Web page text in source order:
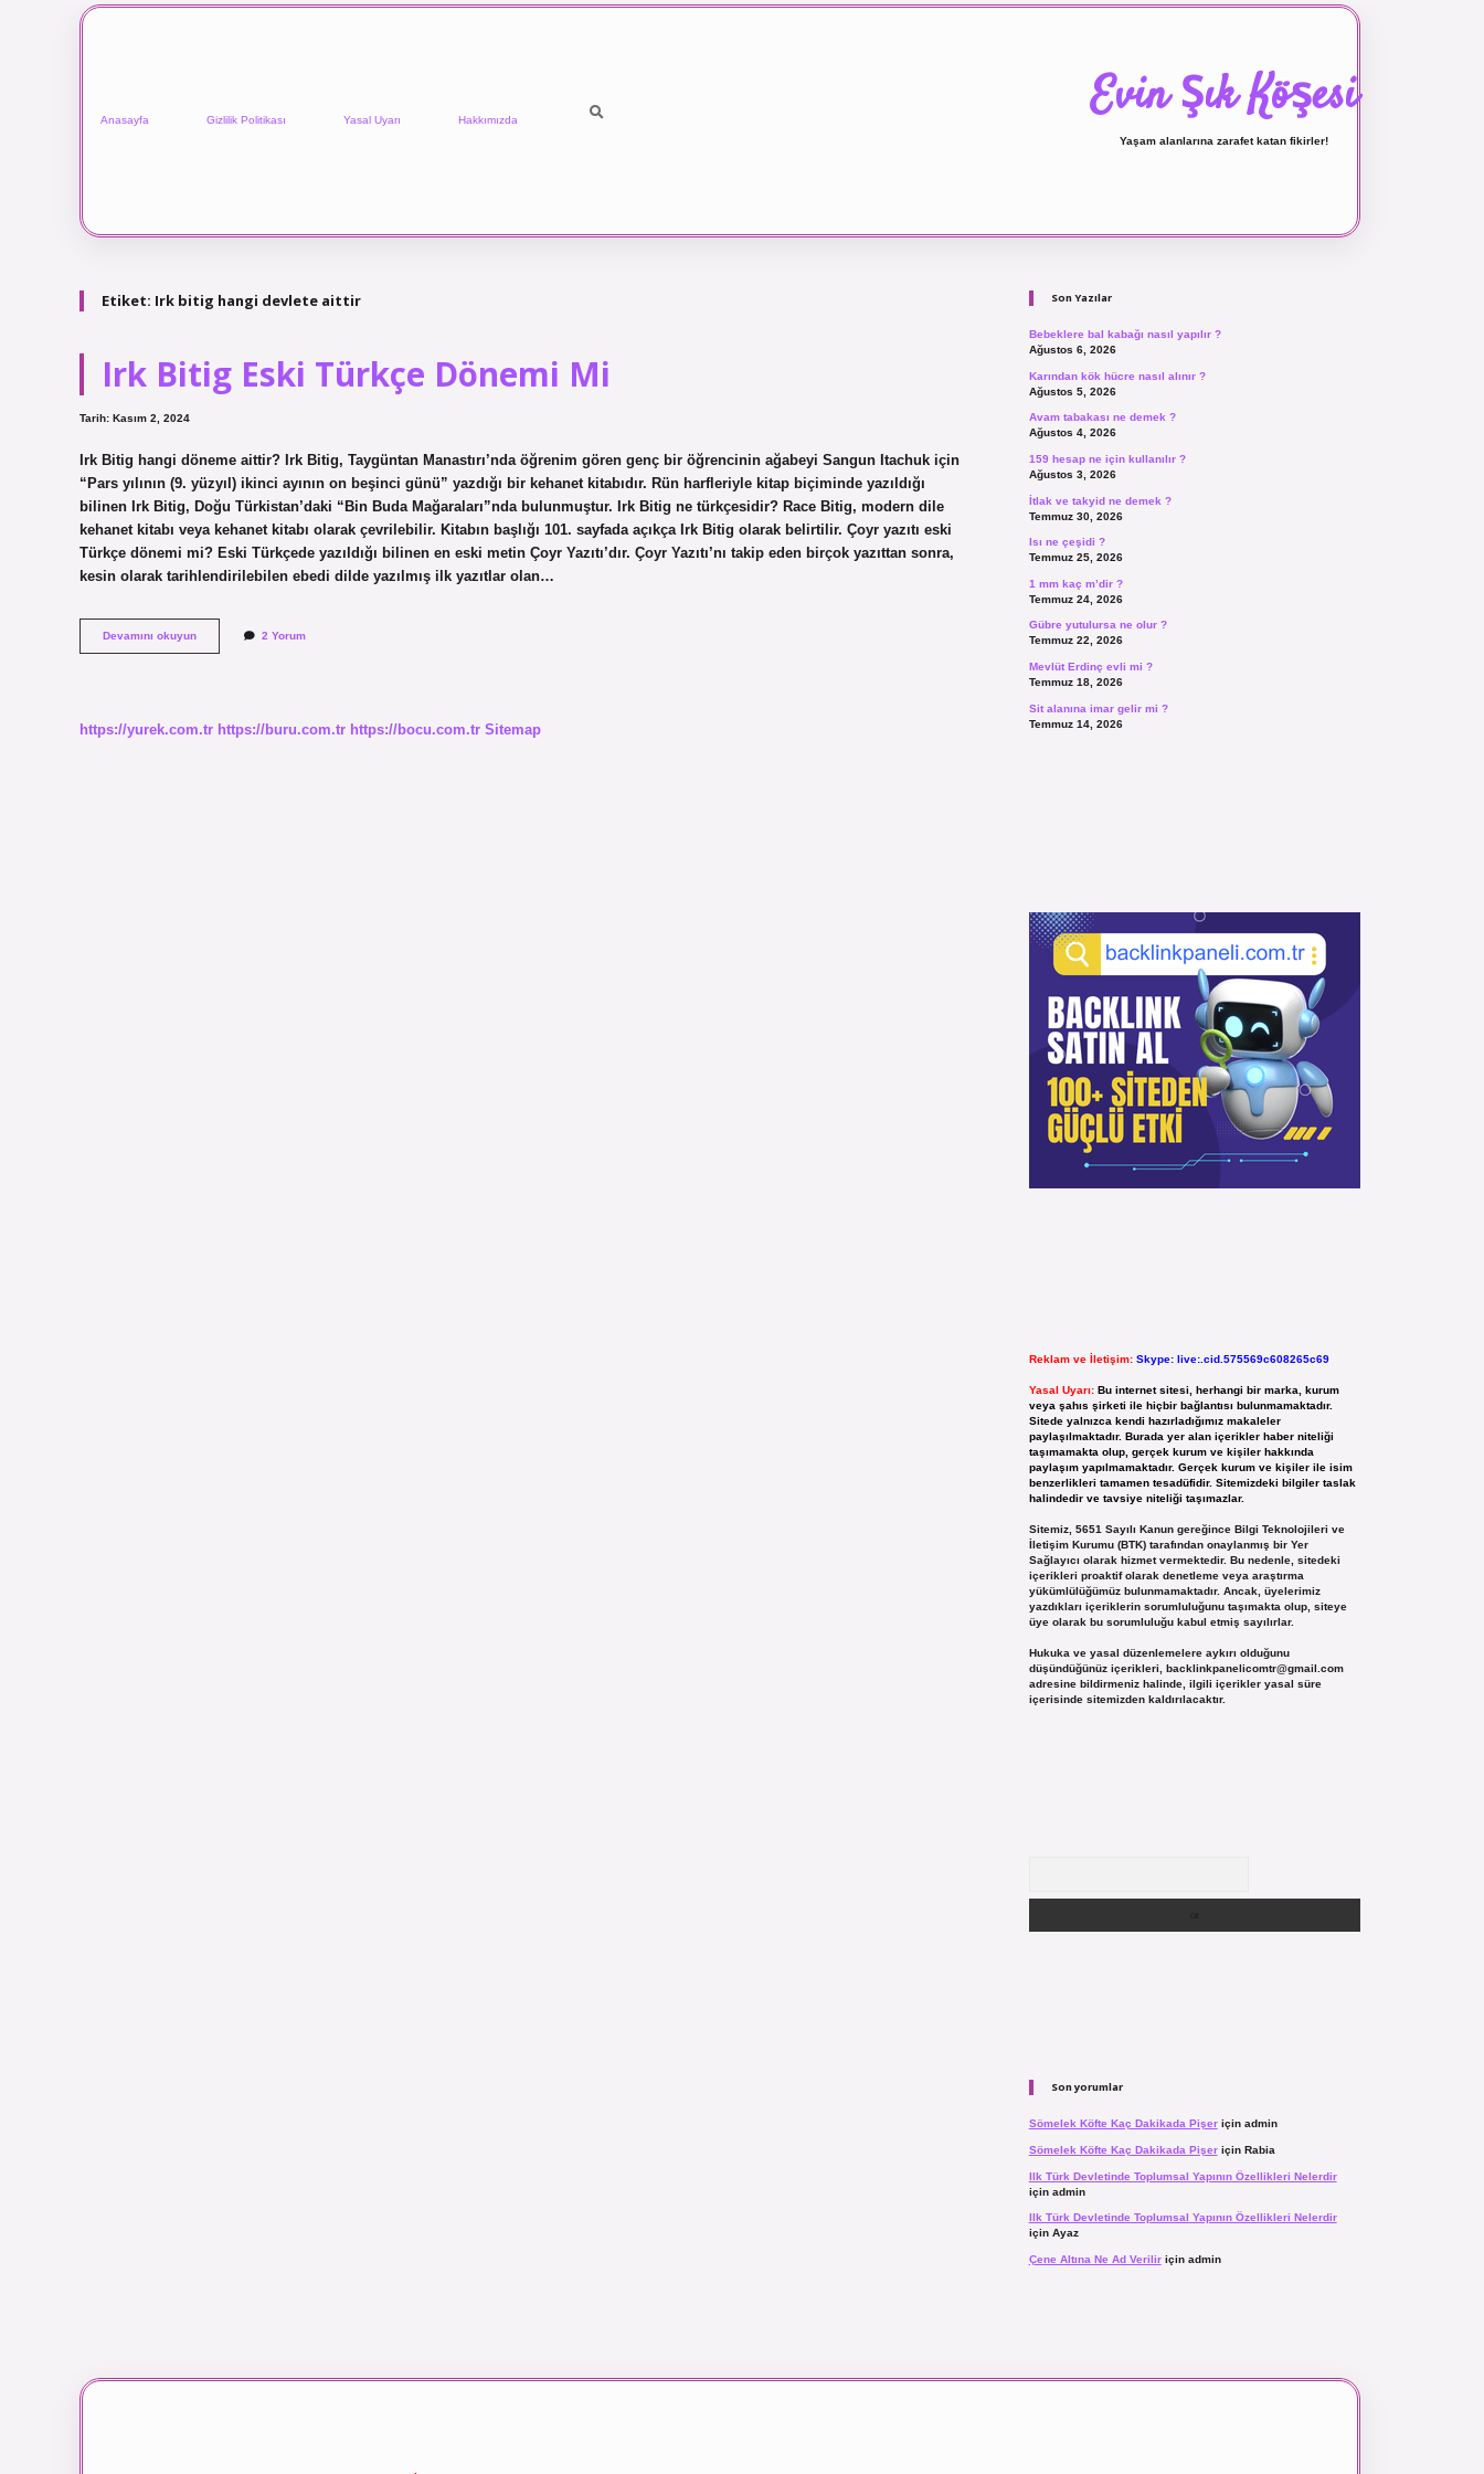
Anasayfa Gizlilik Politikası Yasal Uyarı Hakkımızda Evin Şık Köşesi
Yaşam alanlarına zarafet katan fikirler!
Etiket: Irk bitig hangi devlete aittir
Irk Bitig Eski Türkçe Dönemi Mi
Tarih: Kasım 2, 2024
Irk Bitig hangi döneme aittir? Irk Bitig, Taygüntan Manastırı’nda öğrenim gören genç bir öğrencinin ağabeyi Sangun Itachuk için
“Pars yılının (9. yüzyıl) ikinci ayının on beşinci günü” yazdığı bir kehanet kitabıdır. Rün harfleriyle kitap biçiminde yazıldığı
bilinen Irk Bitig, Doğu Türkistan’daki “Bin Buda Mağaraları”nda bulunmuştur. Irk Bitig ne türkçesidir? Race Bitig, modern dile
kehanet kitabı veya kehanet kitabı olarak çevrilebilir. Kitabın başlığı 101. sayfada açıkça Irk Bitig olarak belirtilir. Çoyr yazıtı eski
Türkçe dönemi mi? Eski Türkçede yazıldığı bilinen en eski metin Çoyr Yazıtı’dır. Çoyr Yazıtı’nı takip eden birçok yazıttan sonra,
kesin olarak tarihlendirilebilen ebedi dilde yazılmış ilk yazıtlar olan…
Devamını okuyunIrk
Bitig
2 Yorum
https://yurek.com.tr https://buru.com.tr https://bocu.com.tr Sitemap
Son Yazılar
Bebeklere bal kabağı nasıl yapılır ?
Ağustos 6, 2026
Karından kök hücre nasıl alınır ?
Ağustos 5, 2026
Avam tabakası ne demek ?
Ağustos 4, 2026
159 hesap ne için kullanılır ?
Ağustos 3, 2026
İtlak ve takyid ne demek ?
Temmuz 30, 2026
Isı ne çeşidi ?
Temmuz 25, 2026
1 mm kaç m’dir ?
Temmuz 24, 2026
Gübre yutulursa ne olur ?
Temmuz 22, 2026
Mevlüt Erdinç evli mi ?
Temmuz 18, 2026
Sit alanına imar gelir mi ?
Temmuz 14, 2026
Reklam ve İletişim: Skype: live:.cid.575569c608265c69
Yasal Uyarı: Bu internet sitesi, herhangi bir marka, kurum
veya şahıs şirketi ile hiçbir bağlantısı bulunmamaktadır.
Sitede yalnızca kendi hazırladığımız makaleler
paylaşılmaktadır. Burada yer alan içerikler haber niteliği
taşımamakta olup, gerçek kurum ve kişiler hakkında
paylaşım yapılmamaktadır. Gerçek kurum ve kişiler ile isim
benzerlikleri tamamen tesadüfidir. Sitemizdeki bilgiler taslak
halindedir ve tavsiye niteliği taşımazlar.
Sitemiz, 5651 Sayılı Kanun gereğince Bilgi Teknolojileri ve
İletişim Kurumu (BTK) tarafından onaylanmış bir Yer
Sağlayıcı olarak hizmet vermektedir. Bu nedenle, sitedeki
içerikleri proaktif olarak denetleme veya araştırma
yükümlülüğümüz bulunmamaktadır. Ancak, üyelerimiz
yazdıkları içeriklerin sorumluluğunu taşımakta olup, siteye
üye olarak bu sorumluluğu kabul etmiş sayılırlar.
Hukuka ve yasal düzenlemelere aykırı olduğunu
düşündüğünüz içerikleri, backlinkpanelicomtr@gmail.com
adresine bildirmeniz halinde, ilgili içerikler yasal süre
içerisinde sitemizden kaldırılacaktır.
Son yorumlar
Sömelek Köfte Kaç Dakikada Pişeriçin admin
Sömelek Köfte Kaç Dakikada Pişeriçin Rabia
Ilk Türk Devletinde Toplumsal Yapının Özellikleri Nelerdir
için admin
Ilk Türk Devletinde Toplumsal Yapının Özellikleri Nelerdir
için Ayaz
Çene Altına Ne Ad Veriliriçin admin